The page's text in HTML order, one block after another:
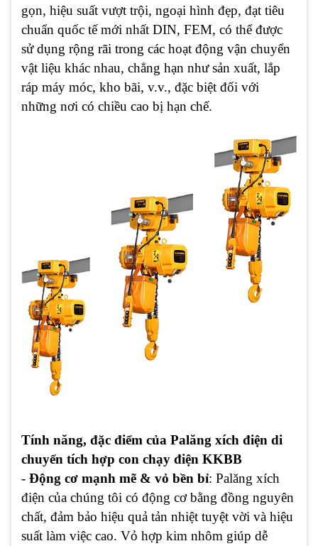
gọn, hiệu suất vượt trội, ngoại hình đẹp, đạt tiêu
chuẩn quốc tế mới nhất DIN, FEM, có thể được
sử dụng rộng rãi trong các hoạt động vận chuyển
vật liệu khác nhau, chẳng hạn như sản xuất, lắp
ráp máy móc, kho bãi, v.v., đặc biệt đối với
những nơi có chiều cao bị hạn chế.
Tính năng, đặc điểm của Palăng xích điện di
chuyển tích hợp con chạy điện KKBB
- Động cơ mạnh mẽ & vỏ bền bỉ: Palăng xích
điện của chúng tôi có động cơ bằng đồng nguyên
chất, đảm bảo hiệu quả tản nhiệt tuyệt vời và hiệu
suất làm việc cao. Vỏ hợp kim nhôm giúp dễ